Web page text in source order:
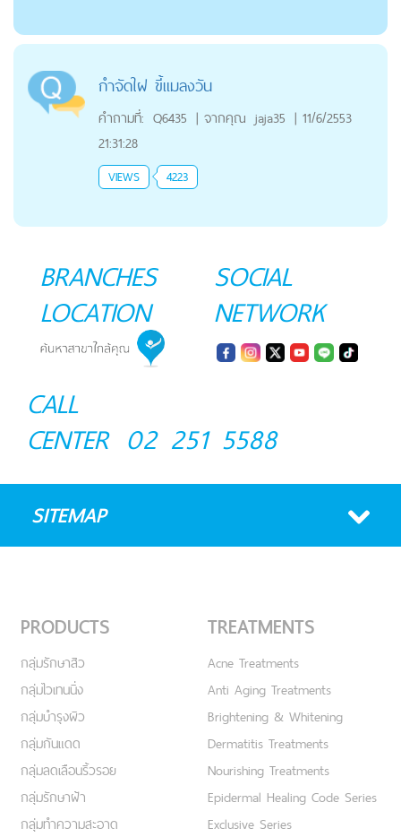
กำจัดใฝ ขี้แมลงวัน
คำถามที่: Q6435 | จากคุณ jaja35 | 11/6/2553
21:31:28
VIEWS 4223
BRANCHES
LOCATION
SOCIAL
NETWORK
CALL
CENTER 02 251 5588
SITEMAP
PRODUCTS
กลุ่มรักษาสิว
กลุ่มไวเทนนิ่ง
กลุ่มบำรุงผิว
กลุ่มกันแดด
กลุ่มลดเลือนริ้วรอย
กลุ่มรักษาฝ้า
กลุ่มทำความสะอาด
TREATMENTS
Acne Treatments
Anti Aging Treatments
Brightening & Whitening
Dermatitis Treatments
Nourishing Treatments
Epidermal Healing Code Series
Exclusive Series